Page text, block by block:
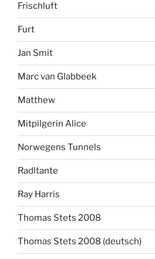
Frischluft
Furt
Jan Smit
Marc van Glabbeek
Matthew
Mitpilgerin Alice
Norwegens Tunnels
Radltante
Ray Harris
Thomas Stets 2008
Thomas Stets 2008 (deutsch)